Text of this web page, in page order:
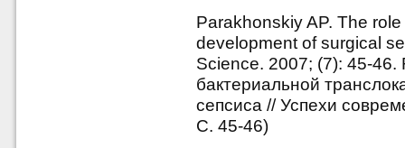
Parakhonskiy AP. The
development of surgical
Science. 2007; (7): 45-
бактериальной
сепсиса // Успехи
С. 45-46)